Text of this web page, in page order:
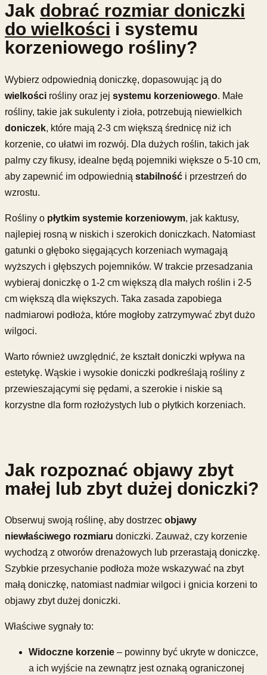
Jak dobrać rozmiar doniczki
do wielkości i systemu
korzeniowego rośliny?
Wybierz odpowiednią doniczkę, dopasowując ją do
wielkości rośliny oraz jej systemu korzeniowego. Małe
rośliny, takie jak sukulenty i zioła, potrzebują niewielkich
doniczek, które mają 2-3 cm większą średnicę niż ich
korzenie, co ułatwi im rozwój. Dla dużych roślin, takich jak
palmy czy fikusy, idealne będą pojemniki większe o 5-10 cm,
aby zapewnić im odpowiednią stabilność i przestrzeń do
wzrostu.
Rośliny o płytkim systemie korzeniowym, jak kaktusy,
najlepiej rosną w niskich i szerokich doniczkach. Natomiast
gatunki o głęboko sięgających korzeniach wymagają
wyższych i głębszych pojemników. W trakcie przesadzania
wybieraj doniczkę o 1-2 cm większą dla małych roślin i 2-5
cm większą dla większych. Taka zasada zapobiega
nadmiarowi podłoża, które mogłoby zatrzymywać zbyt dużo
wilgoci.
Warto również uwzględnić, że kształt doniczki wpływa na
estetykę. Wąskie i wysokie doniczki podkreślają rośliny z
przewieszającymi się pędami, a szerokie i niskie są
korzystne dla form rozłożystych lub o płytkich korzeniach.
Jak rozpoznać objawy zbyt
małej lub zbyt dużej doniczki?
Obserwuj swoją roślinę, aby dostrzec objawy
niewłaściwego rozmiaru doniczki. Zauważ, czy korzenie
wychodzą z otworów drenażowych lub przerastają doniczkę.
Szybkie przesychanie podłoża może wskazywać na zbyt
małą doniczkę, natomiast nadmiar wilgoci i gnicia korzeni to
objawy zbyt dużej doniczki.
Właściwe sygnały to:
Widoczne korzenie – powinny być ukryte w doniczce,
a ich wyjście na zewnątrz jest oznaką ograniczonej